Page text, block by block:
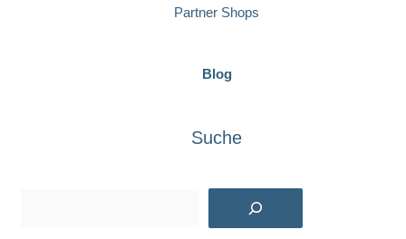
Partner Shops
Blog
Suche